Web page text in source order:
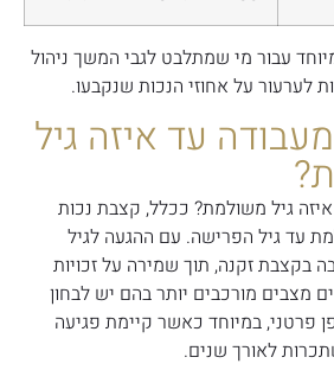
עבור מי שמתלבט לגבי המשך ניהול
לערעור על אחוזי הנכות שנקבעו.
עד איזה גיל
גיל משולמת? ככלל, קצבת נכות
עד גיל הפרישה. עם ההגעה לגיל
בקצבת זקנה, תוך שמירה על זכויות
מצבים מורכבים יותר בהם יש לבחון
פרטני, במיוחד כאשר קיימת פגיעה
לאורך שנים.